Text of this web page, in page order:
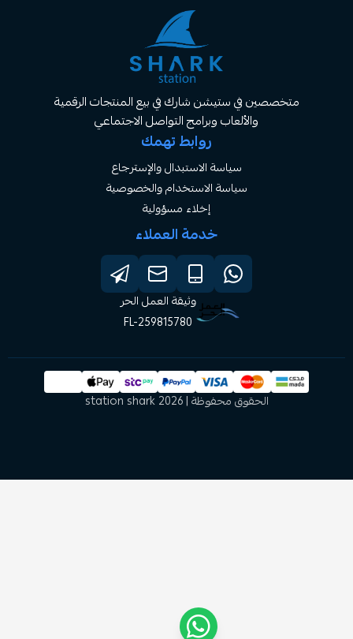
في ستيشن شارك في بيع المنتجات الرقمية
والألعاب وبرامج التواصل الاجتماعي
روابط تهمك
سياسة الاستبدال والإسترجاع
سياسة الاستخدام والخصوصية
خدمة العملاء
وثيقة العمل الحر
FL-259815780
الحقوق محفوظة | 2026 station shark